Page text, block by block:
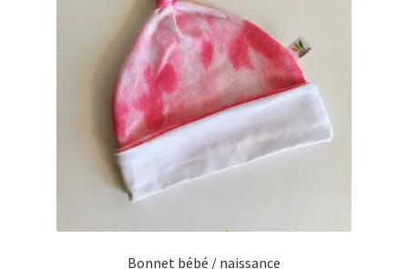
Bonnet bébé / naissance